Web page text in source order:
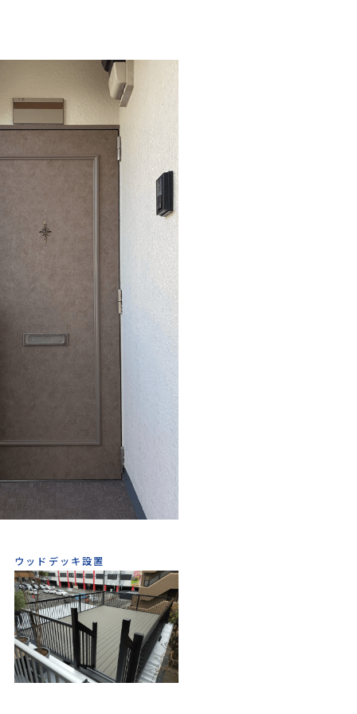
ウッドデッキ設置